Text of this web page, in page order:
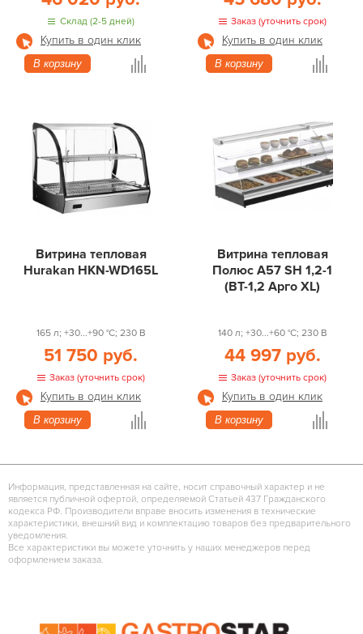
Склад (2-5 дней)
Купить в один клик
В корзину
Заказ (уточнить срок)
Купить в один клик
В корзину
Витрина тепловая
Hurakan HKN-WD165L
165 л; +30...+90 °С; 230 В
51 750 руб.
Заказ (уточнить срок)
Купить в один клик
В корзину
Витрина тепловая
Полюс А57 SH 1,2-1
(ВТ-1,2 Арго XL)
140 л; +30...+60 °С; 230 В
44 997 руб.
Заказ (уточнить срок)
Купить в один клик
В корзину
Информация, представленная на сайте, носит справочный характер и не
является публичной офертой, определяемой Статьей 437 Гражданского
кодекса РФ. Производители вправе вносить изменения в технические
характеристики, внешний вид и комплектацию товаров без предварительного
уведомления.
Все характеристики вы можете уточнить у наших менеджеров перед
оформлением заказа.